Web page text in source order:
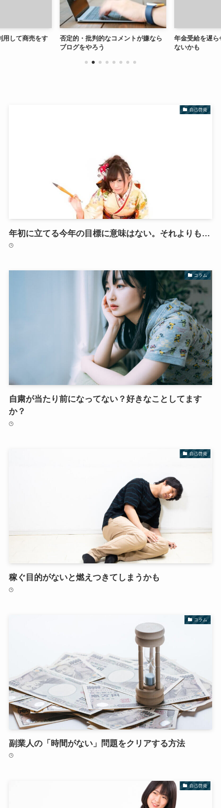
して商売をす
否定的・批判的なコメントが嫌なら
ブログをやろう
年金受給を遅ら
ないかも
自己啓発
年初に立てる今年の目標に意味はない。それよりも…
コラム
自粛が当たり前になってない？好きなことしてます
か？
自己啓発
稼ぐ目的がないと燃えつきてしまうかも
コラム
副業人の「時間がない」問題をクリアする方法
自己啓発